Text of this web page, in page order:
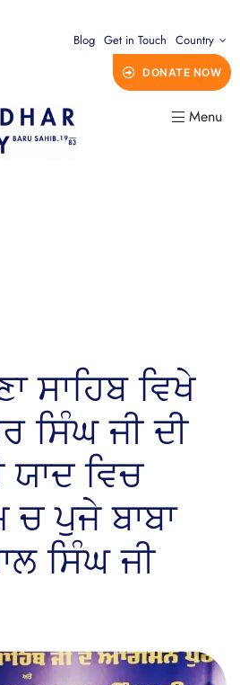
Blog Get in Touch Country
DONATE NOW
Menu
ਸਾਹਿਬ ਵਿਖੇ
ਸਿੰਘ ਜੀ ਦੀ
ਯਾਦ ਵਿਚ
ਚ ਪੁਜੇ ਬਾਬਾ
ਸਿੰਘ ਜੀ